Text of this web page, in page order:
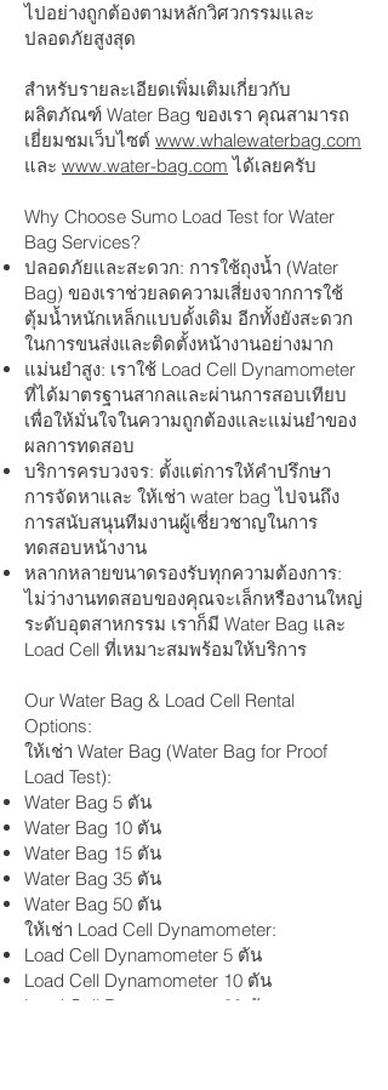
ไปอย่างถูกต้องตามหลักวิศวกรรมและ
ปลอดภัยสูงสุด
สำหรับรายละเอียดเพิ่มเติมเกี่ยวกับ
ผลิตภัณฑ์ Water Bag ของเรา คุณสามารถ
เยี่ยมชมเว็บไซต์ www.whalewaterbag.com
และ www.water-bag.com ได้เลยครับ
Why Choose Sumo Load Test for Water
Bag Services?
ปลอดภัยและสะดวก: การใช้ถุงน้ำ (Water
Bag) ของเราช่วยลดความเสี่ยงจากการใช้
ตุ้มน้ำหนักเหล็กแบบดั้งเดิม อีกทั้งยังสะดวก
ในการขนส่งและติดตั้งหน้างานอย่างมาก
แม่นยำสูง: เราใช้ Load Cell Dynamometer
ที่ได้มาตรฐานสากลและผ่านการสอบเทียบ
เพื่อให้มั่นใจในความถูกต้องและแม่นยำของ
ผลการทดสอบ
บริการครบวงจร: ตั้งแต่การให้คำปรึกษา
การจัดหาและ ให้เช่า water bag ไปจนถึง
การสนับสนุนทีมงานผู้เชี่ยวชาญในการ
ทดสอบหน้างาน
หลากหลายขนาดรองรับทุกความต้องการ:
ไม่ว่างานทดสอบของคุณจะเล็กหรืองานใหญ่
ระดับอุตสาหกรรม เราก็มี Water Bag และ
Load Cell ที่เหมาะสมพร้อมให้บริการ
Our Water Bag & Load Cell Rental
Options:
ให้เช่า Water Bag (Water Bag for Proof
Load Test):
Water Bag 5 ตัน
Water Bag 10 ตัน
Water Bag 15 ตัน
Water Bag 35 ตัน
Water Bag 50 ตัน
ให้เช่า Load Cell Dynamometer:
Load Cell Dynamometer 5 ตัน
Load Cell Dynamometer 10 ตัน
Load Cell Dynamometer 30 ตัน